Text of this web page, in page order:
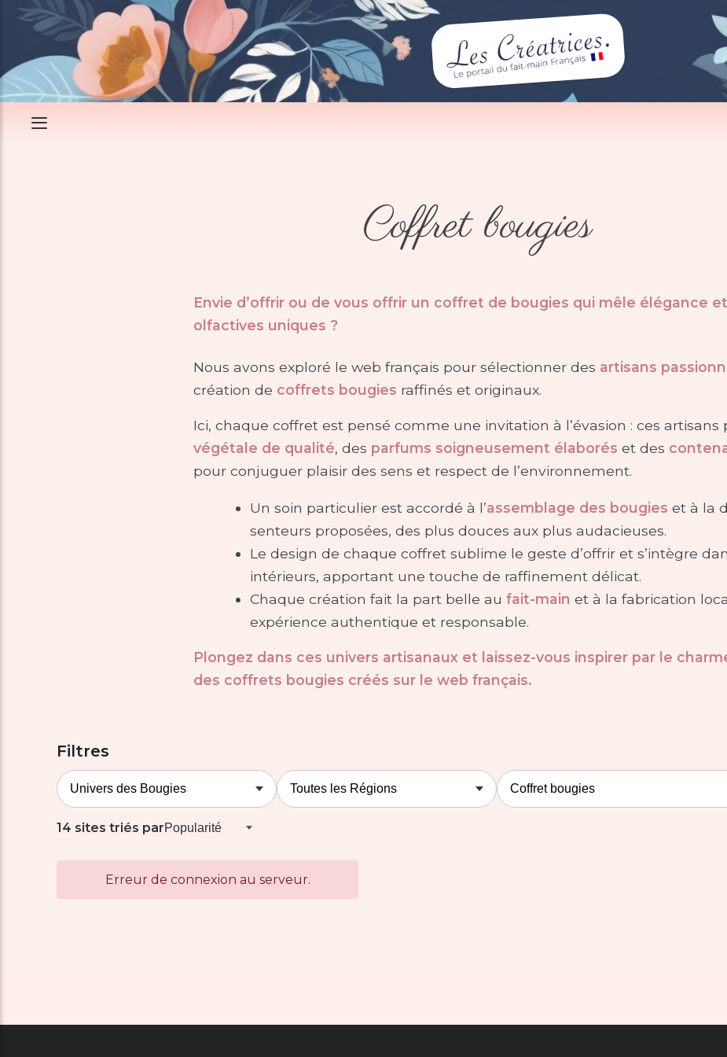
Coffret bougies
Envie d’offrir ou de vous offrir un coffret de bougies qui mêle élégance et
olfactives uniques ?
Nous avons exploré le web français pour sélectionner des artisans
création de coffrets bougies raffinés et originaux.
Ici, chaque coffret est pensé comme une invitation à l’évasion : ces artisans
végétale de qualité, des parfums soigneusement élaborés et des
pour conjuguer plaisir des sens et respect de l’environnement.
Un soin particulier est accordé à l’assemblage des bougies et à la
senteurs proposées, des plus douces aux plus audacieuses.
Le design de chaque coffret sublime le geste d’offrir et s’intègre
intérieurs, apportant une touche de raffinement délicat.
Chaque création fait la part belle au fait-main et à la fabrication
expérience authentique et responsable.
Plongez dans ces univers artisanaux et laissez-vous inspirer par le
des coffrets bougies créés sur le web français.
Filtres
14 sites triés par
Erreur de connexion au serveur.